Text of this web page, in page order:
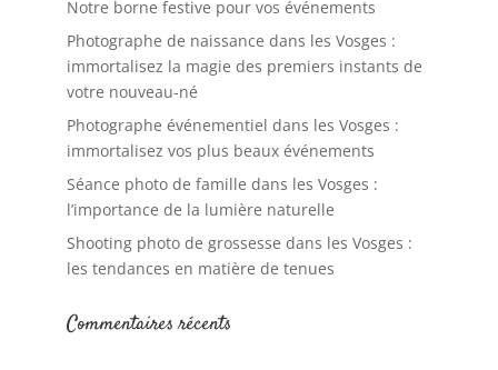
Notre borne festive pour vos événements
Photographe de naissance dans les Vosges :
immortalisez la magie des premiers instants de
votre nouveau-né
Photographe événementiel dans les Vosges :
immortalisez vos plus beaux événements
Séance photo de famille dans les Vosges :
l’importance de la lumière naturelle
Shooting photo de grossesse dans les Vosges :
les tendances en matière de tenues
Commentaires récents